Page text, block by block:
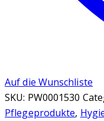
Auf die Wunschliste
SKU: PW0001530
Pflegeprodukte,